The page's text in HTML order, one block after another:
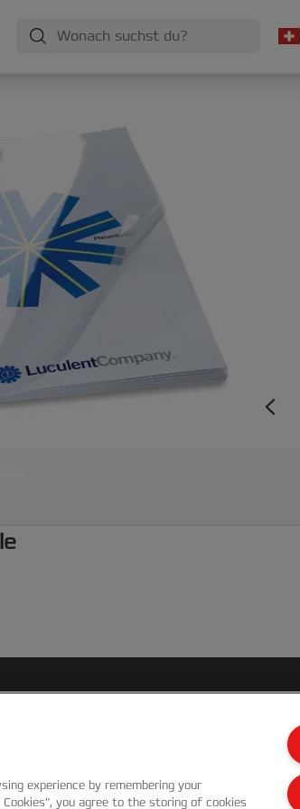
Garantie Bedingungen
experience by remembering your
you agree to the storing of cookies